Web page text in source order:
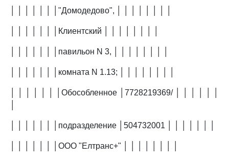
│ │ │ │ │ │ │"Домодедово", │ │ │ │ │ │ │ │
│ │ │ │ │ │ │Клиентский │ │ │ │ │ │ │ │
│ │ │ │ │ │ │павильон N 3, │ │ │ │ │ │ │ │
│ │ │ │ │ │ │комната N 1.13; │ │ │ │ │ │ │ │
│ │ │ │ │ │ │Обособленное │7728219369/ │ │ │ │ │ │
│ │ │ │ │ │ │подразделение │504732001 │ │ │ │ │ │ │
│ │ │ │ │ │ │ООО "Елтранс+" │ │ │ │ │ │ │ │